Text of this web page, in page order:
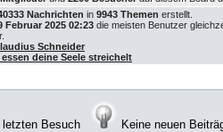
Nachrichten in 9943 Themen erstellt.
Februar 2025 02:23 die meisten Benutzer
Schneider
deine Seele streichelt
letzten Besuch Keine neuen